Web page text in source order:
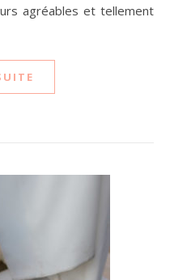
agréables et tellement